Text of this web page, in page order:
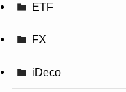
ETF
FX
iDeco